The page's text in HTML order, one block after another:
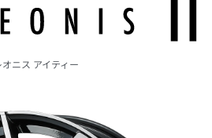
オニス アイティー